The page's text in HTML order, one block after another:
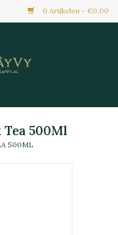
0 Artikelen - €0,00
500Ml
500ML